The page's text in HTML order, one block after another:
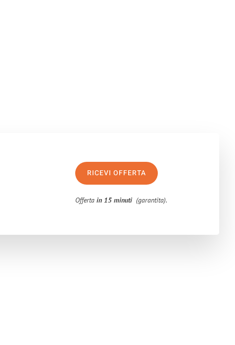
RICEVI OFFERTA
Offertain 15 minuti (garantita).